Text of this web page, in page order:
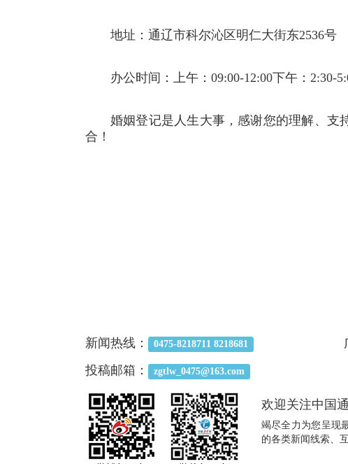
地址：通辽市科尔沁区明仁大街东2536号
办公时间：上午：09:00-12:00下午：2:30-
婚姻登记是人生大事，感谢您的理解、支
合！
新闻热线： 0475-8218711 8218681
投稿邮箱： zgtlw_0475@163.com
欢迎关注中国
竭尽全力为您呈现
的各类新闻线索、